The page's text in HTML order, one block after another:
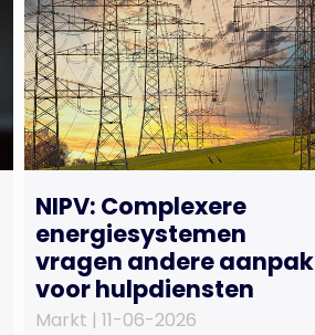
NIPV: Complexere
energiesystemen
vragen andere aanpak
voor hulpdiensten
Markt | 11-06-2026